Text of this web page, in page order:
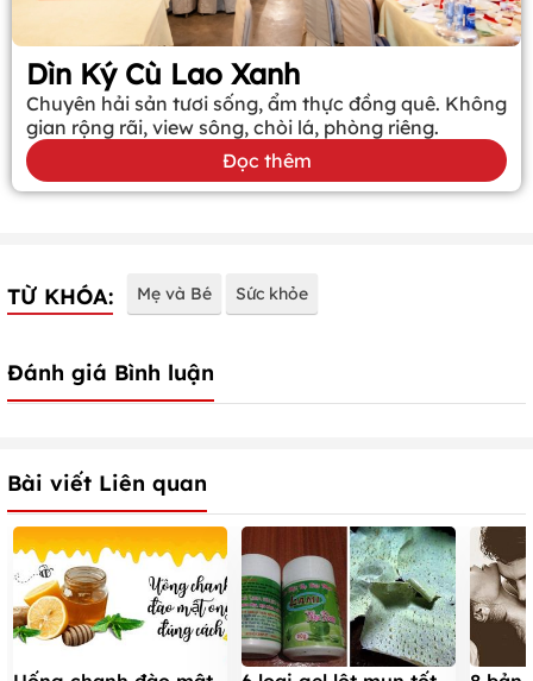
Dìn Ký Cù Lao Xanh
Chuyên hải sản tươi sống, ẩm thực đồng quê. Không
gian rộng rãi, view sông, chòi lá, phòng riêng.
Đọc thêm
TỪ KHÓA: Mẹ và Bé Sức khỏe
Đánh giá Bình luận
Bài viết Liên quan